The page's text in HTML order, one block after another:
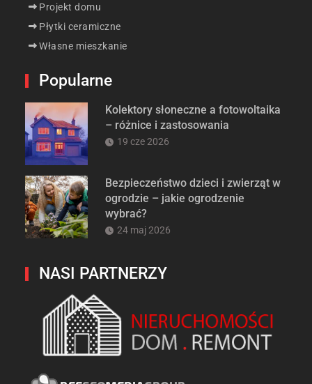
Projekt domu
Płytki ceramiczne
Własne mieszkanie
Popularne
Kolektory słoneczne a fotowoltaika
– różnice i zastosowania
19 cze 2026
Bezpieczeństwo dzieci i zwierząt w
ogrodzie – jakie ogrodzenie
wybrać?
24 maj 2026
NASI PARTNERZY